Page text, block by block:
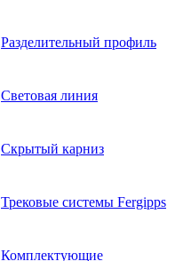
Разделительный профиль
Световая линия
Скрытый карниз
Трековые системы Fergipps
Комплектующие